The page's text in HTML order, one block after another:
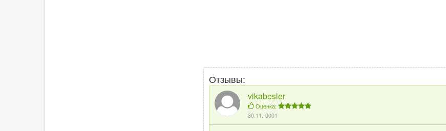
Отзывы:
vikabesler
Оценка:
30.11.-0001